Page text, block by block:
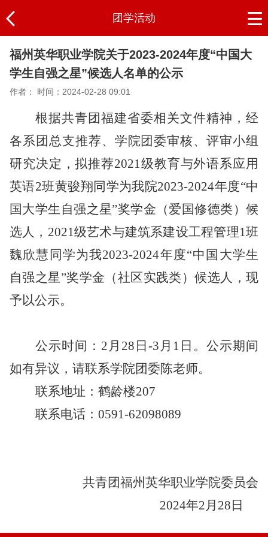
团学活动
福州英华职业学院关于2023-2024年度“中国大
学生自强之星”候选人名单的公示
作者： 时间：2024-02-28 09:01
根据共青团福建省委相关文件精神，经
各系团总支推荐、 学院团委审核、评审小组
研究决定，拟推荐2021级教育与外语系应用
英语2班黄骏翔同学为我院2023-2024年度“中
国大学生自强之星”奖学金 （爱国修德类）候
选人， 2021级艺术与建筑系建设工程管理1班
魏欣慧同学为我2023-2024年度“中国大学生
自强之星”奖学金 （社区实践类）候选人，现
予以公示。
公示时间 ： 2月28日-3月1日。 公示期间
如有异议， 请联系学院团委陈老师。
联系地址： 鹤龄楼207
联系电话： 0591-62098089
共青团福州英华职业学院委员会
2024年2月 28 日